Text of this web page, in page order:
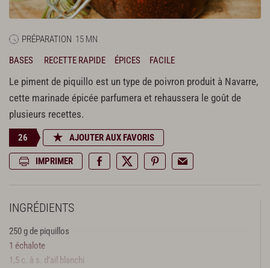
PRÉPARATION 15 MN
BASES
RECETTE RAPIDE ÉPICES FACILE
Le piment de piquillo est un type de poivron produit à Navarre,
cette marinade épicée parfumera et rehaussera le goût de
plusieurs recettes.
26 AJOUTER AUX FAVORIS
IMPRIMER
INGRÉDIENTS
250 g de piquillos
1 échalote
1,5 c. à s. d’ail blanchi